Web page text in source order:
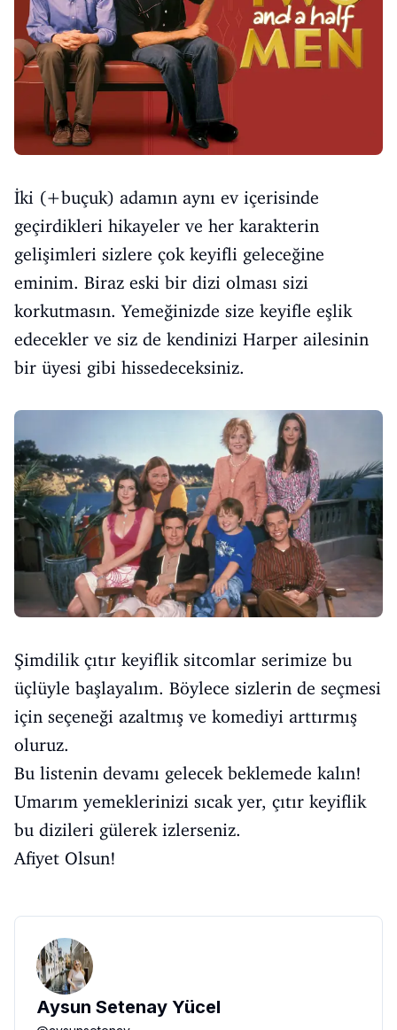
İki (+buçuk) adamın aynı ev içerisinde
geçirdikleri hikayeler ve her karakterin
gelişimleri sizlere çok keyifli geleceğine
eminim. Biraz eski bir dizi olması sizi
korkutmasın. Yemeğinizde size keyifle eşlik
edecekler ve siz de kendinizi Harper ailesinin
bir üyesi gibi hissedeceksiniz.
Şimdilik çıtır keyiflik sitcomlar serimize bu
üçlüyle başlayalım. Böylece sizlerin de seçmesi
için seçeneği azaltmış ve komediyi arttırmış
oluruz.
Bu listenin devamı gelecek beklemede kalın!
Umarım yemeklerinizi sıcak yer, çıtır keyiflik
bu dizileri gülerek izlerseniz.
Afiyet Olsun!
Aysun Setenay Yücel